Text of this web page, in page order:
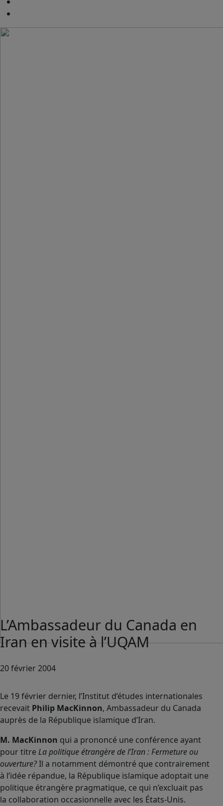
L’Ambassadeur du Canada en
Iran en visite à l’UQAM
20 février 2004
Le 19 février dernier, l’Institut d’études internationales
recevait Philip MacKinnon, Ambassadeur du Canada
auprès de la République islamique d’Iran.
M. MacKinnon qui a prononcé une conférence ayant
pour titre La politique étrangère de l’Iran : Fermeture ou
ouverture?Il a notamment démontré que contrairement
à l’idée répandue, la République islamique adoptait une
politique étrangère pragmatique, ce qui n’excluait pas
la collaboration occasionnelle avec les États-Unis.